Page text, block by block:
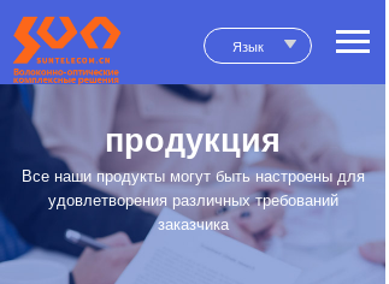
Язык
продукция
Все наши продукты могут быть настроены для
удовлетворения различных требований
заказчика